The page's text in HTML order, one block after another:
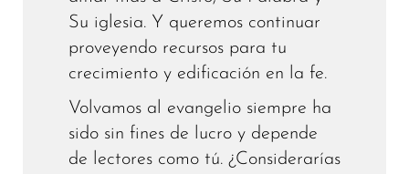
Su iglesia. Y queremos continuar
proveyendo recursos para tu
crecimiento y edificación en la fe.
Volvamos al evangelio siempre ha
sido sin fines de lucro y depende
de lectores como tú. ¿Considerarías